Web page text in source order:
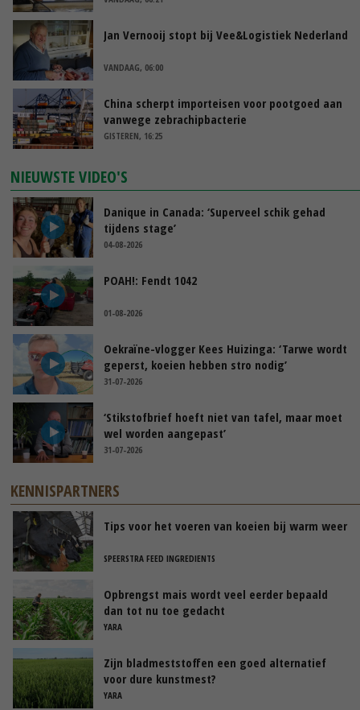
Jan Vernooij stopt bij Vee&Logistiek Nederland
VANDAAG, 06:00
China scherpt importeisen voor pootgoed aan
vanwege zebrachipbacterie
GISTEREN, 16:25
NIEUWSTE VIDEO'S
Danique in Canada: ‘Superveel schik gehad
tijdens stage’
04-08-2026
POAH!: Fendt 1042
01-08-2026
Oekraïne-vlogger Kees Huizinga: ‘Tarwe wordt
geperst, koeien hebben stro nodig’
31-07-2026
‘Stikstofbrief hoeft niet van tafel, maar moet
wel worden aangepast’
31-07-2026
KENNISPARTNERS
Tips voor het voeren van koeien bij warm weer
SPEERSTRA FEED INGREDIENTS
Opbrengst mais wordt veel eerder bepaald
dan tot nu toe gedacht
YARA
Zijn bladmeststoffen een goed alternatief
voor dure kunstmest?
YARA